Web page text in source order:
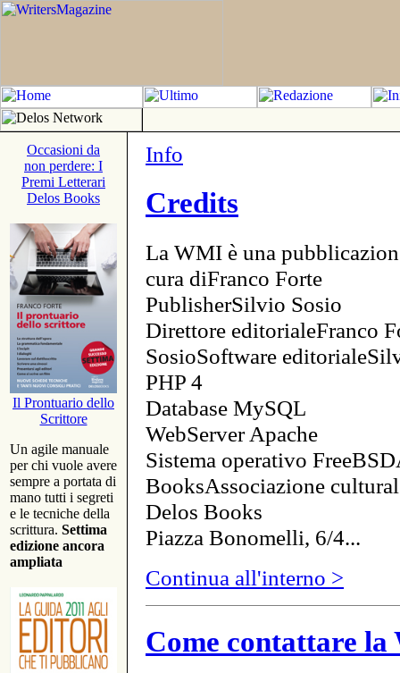
Occasioni da
non perdere: I
Premi Letterari
Delos Books
Il Prontuario dello
Scrittore
Un agile manuale
per chi vuole avere
sempre a portata di
mano tutti i segreti
e le tecniche della
scrittura. Settima
edizione ancora
ampliata
Info
Credits
La WMI è una
cura diFranco Forte
PublisherSilvio Sosio
Direttore editorialeFranco
SosioSoftware
PHP 4
Database MySQL
WebServer Apache
Sistema operativo
BooksAssociazione
Delos Books
Piazza Bonomelli, 6/4...
Continua all'interno >
Come contattare